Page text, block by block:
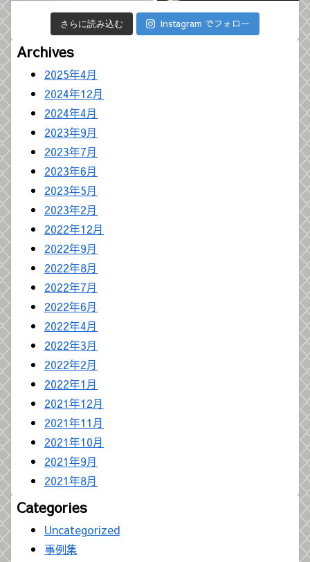
さらに読み込む Instagram でフォロー
Archives
2025年4月
2024年12月
2024年4月
2023年9月
2023年7月
2023年6月
2023年5月
2023年2月
2022年12月
2022年9月
2022年8月
2022年7月
2022年6月
2022年4月
2022年3月
2022年2月
2022年1月
2021年12月
2021年11月
2021年10月
2021年9月
2021年8月
Categories
Uncategorized
事例集